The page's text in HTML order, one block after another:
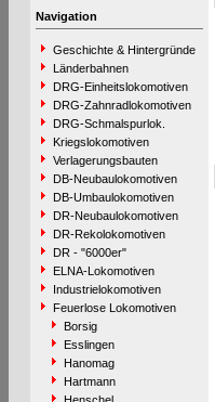
Navigation
Geschichte & Hintergründe
Länderbahnen
DRG-Einheitslokomotiven
DRG-Zahnradlokomotiven
DRG-Schmalspurlok.
Kriegslokomotiven
Verlagerungsbauten
DB-Neubaulokomotiven
DB-Umbaulokomotiven
DR-Neubaulokomotiven
DR-Rekolokomotiven
DR - "6000er"
ELNA-Lokomotiven
Industrielokomotiven
Feuerlose Lokomotiven
Borsig
Esslingen
Hanomag
Hartmann